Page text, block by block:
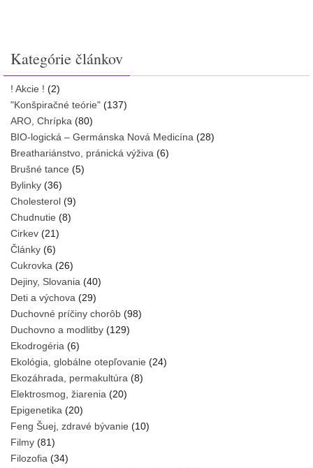
Kategórie článkov
! Akcie ! (2)
"Konšpiračné teórie" (137)
ARO, Chrípka (80)
BIO-logická – Germánska Nová Medicína (28)
Breathariánstvo, pránická výživa (6)
Brušné tance (5)
Bylinky (36)
Cholesterol (9)
Chudnutie (8)
Cirkev (21)
Články (6)
Cukrovka (26)
Dejiny, Slovania (40)
Deti a výchova (29)
Duchovné príčiny chorôb (98)
Duchovno a modlitby (129)
Ekodrogéria (6)
Ekológia, globálne otepľovanie (24)
Ekozáhrada, permakultúra (8)
Elektrosmog, žiarenia (20)
Epigenetika (20)
Feng Šuej, zdravé bývanie (10)
Filmy (81)
Filozofia (34)